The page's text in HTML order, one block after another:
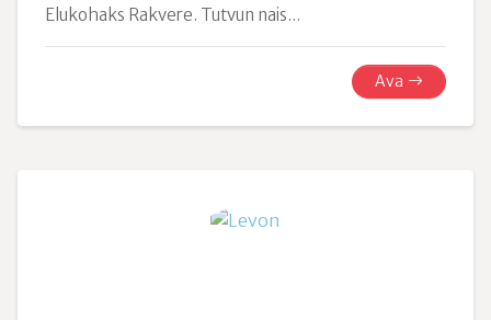
Elukohaks Rakvere. Tutvun nais...
Ava